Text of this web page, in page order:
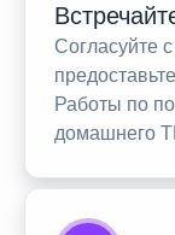
Согласуйте
Работы по
домашнего